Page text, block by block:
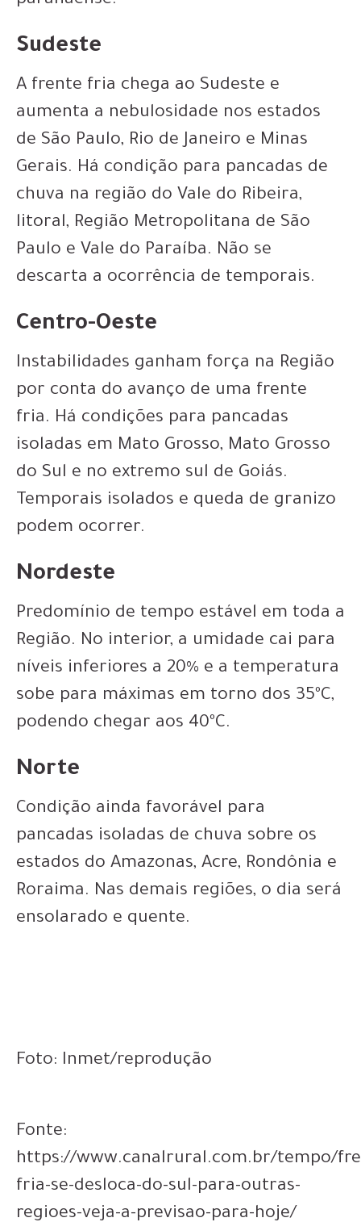
Sudeste
A frente fria chega ao Sudeste e
aumenta a nebulosidade nos estados
de São Paulo, Rio de Janeiro e Minas
Gerais. Há condição para pancadas de
chuva na região do Vale do Ribeira,
litoral, Região Metropolitana de São
Paulo e Vale do Paraíba. Não se
descarta a ocorrência de temporais.
Centro-Oeste
Instabilidades ganham força na Região
por conta do avanço de uma frente
fria. Há condições para pancadas
isoladas em Mato Grosso, Mato Grosso
do Sul e no extremo sul de Goiás.
Temporais isolados e queda de granizo
podem ocorrer.
Nordeste
Predomínio de tempo estável em toda a
Região. No interior, a umidade cai para
níveis inferiores a 20% e a temperatura
sobe para máximas em torno dos 35ºC,
podendo chegar aos 40ºC.
Norte
Condição ainda favorável para
pancadas isoladas de chuva sobre os
estados do Amazonas, Acre, Rondônia e
Roraima. Nas demais regiões, o dia será
ensolarado e quente.
Foto: Inmet/reprodução
Fonte:
https://www.canalrural.com.br/tempo/
fria-se-desloca-do-sul-para-outras-
regioes-veja-a-previsao-para-hoje/